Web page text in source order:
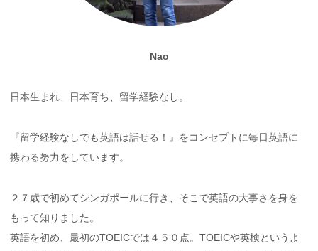
Nao
日本生まれ、日本育ち、留学経験なし。
『留学経験なしでも英語は話せる！』をコンセプトに毎日英語に
携わる努力をしています。
２７歳で初めてシンガポールに行き、そこで英語の大事さを身を
もって知りました。
英語を初め、最初のTOEICでは４５０点。TOEICや英検というよ